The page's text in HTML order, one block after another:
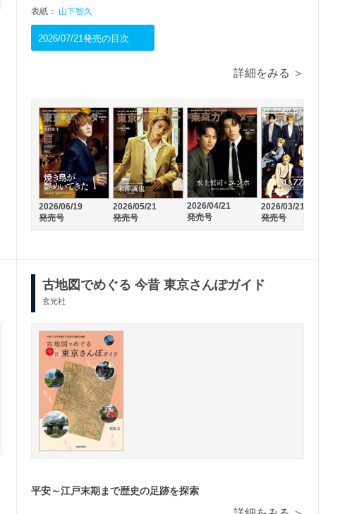
表紙： 山下智久
2026/07/21発売の目次
詳細をみる ＞
2026/06/19
発売号
2026/05/21
発売号
2026/04/21
発売号
2026/03/21
発売号
古地図でめぐる 今昔 東京さんぽガイド
玄光社
平安～江戸末期まで歴史の足跡を探索